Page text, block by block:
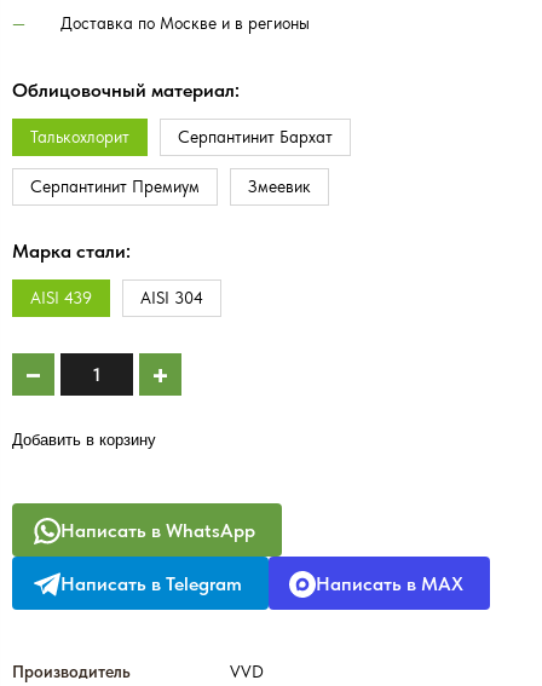
Доставка по Москве и в регионы
Облицовочный материал:
Талькохлорит Серпантинит Бархат
Серпантинит Премиум Змеевик
Марка стали:
AISI 439 AISI 304
Добавить в корзину
Написать в WhatsApp
Написать в Telegram Написать в MAX
Производитель
VVD